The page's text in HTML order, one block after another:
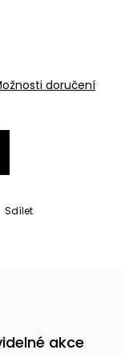
doručení
Sdílet
akce